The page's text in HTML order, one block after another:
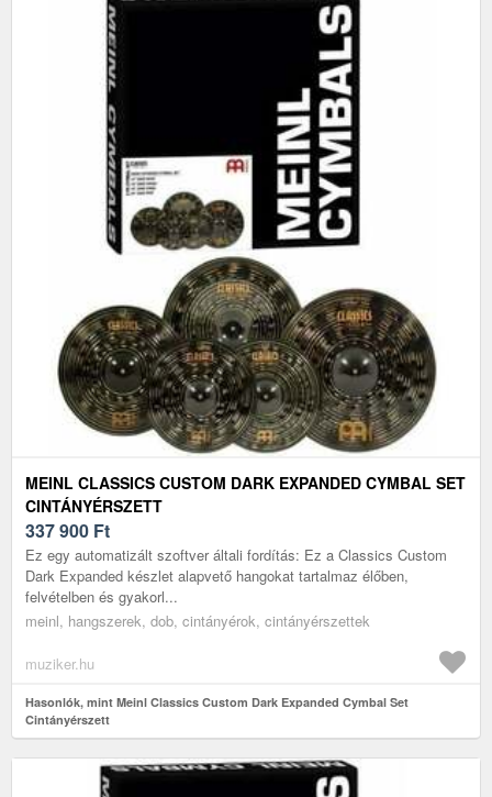
MEINL CLASSICS CUSTOM DARK EXPANDED CYMBAL SET
CINTÁNYÉRSZETT
337 900 Ft
Ez egy automatizált szoftver általi fordítás: Ez a Classics Custom
Dark Expanded készlet alapvető hangokat tartalmaz élőben,
felvételben és gyakorl...
meinl, hangszerek, dob, cintányérok, cintányérszettek
muziker.hu
Hasonlók, mint Meinl Classics Custom Dark Expanded Cymbal Set
Cintányérszett